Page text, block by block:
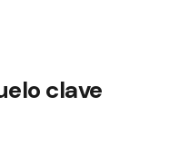
clave